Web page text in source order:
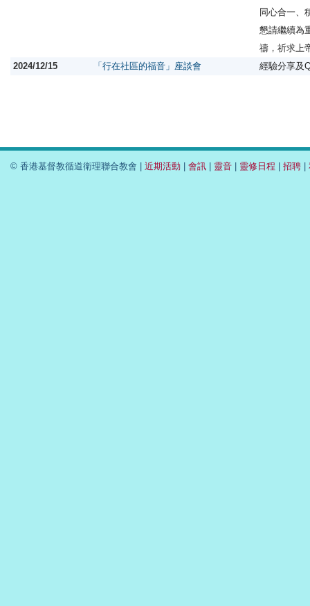
同心合一、
懇請繼續為
禱，祈求上
2024/12/15
「行在社區的福音」座談會 經驗分享及
© 香港基督教循道衛理聯合教會 | 近期活動 | 會訊 | 靈音 | 靈修日程 | 招聘 |